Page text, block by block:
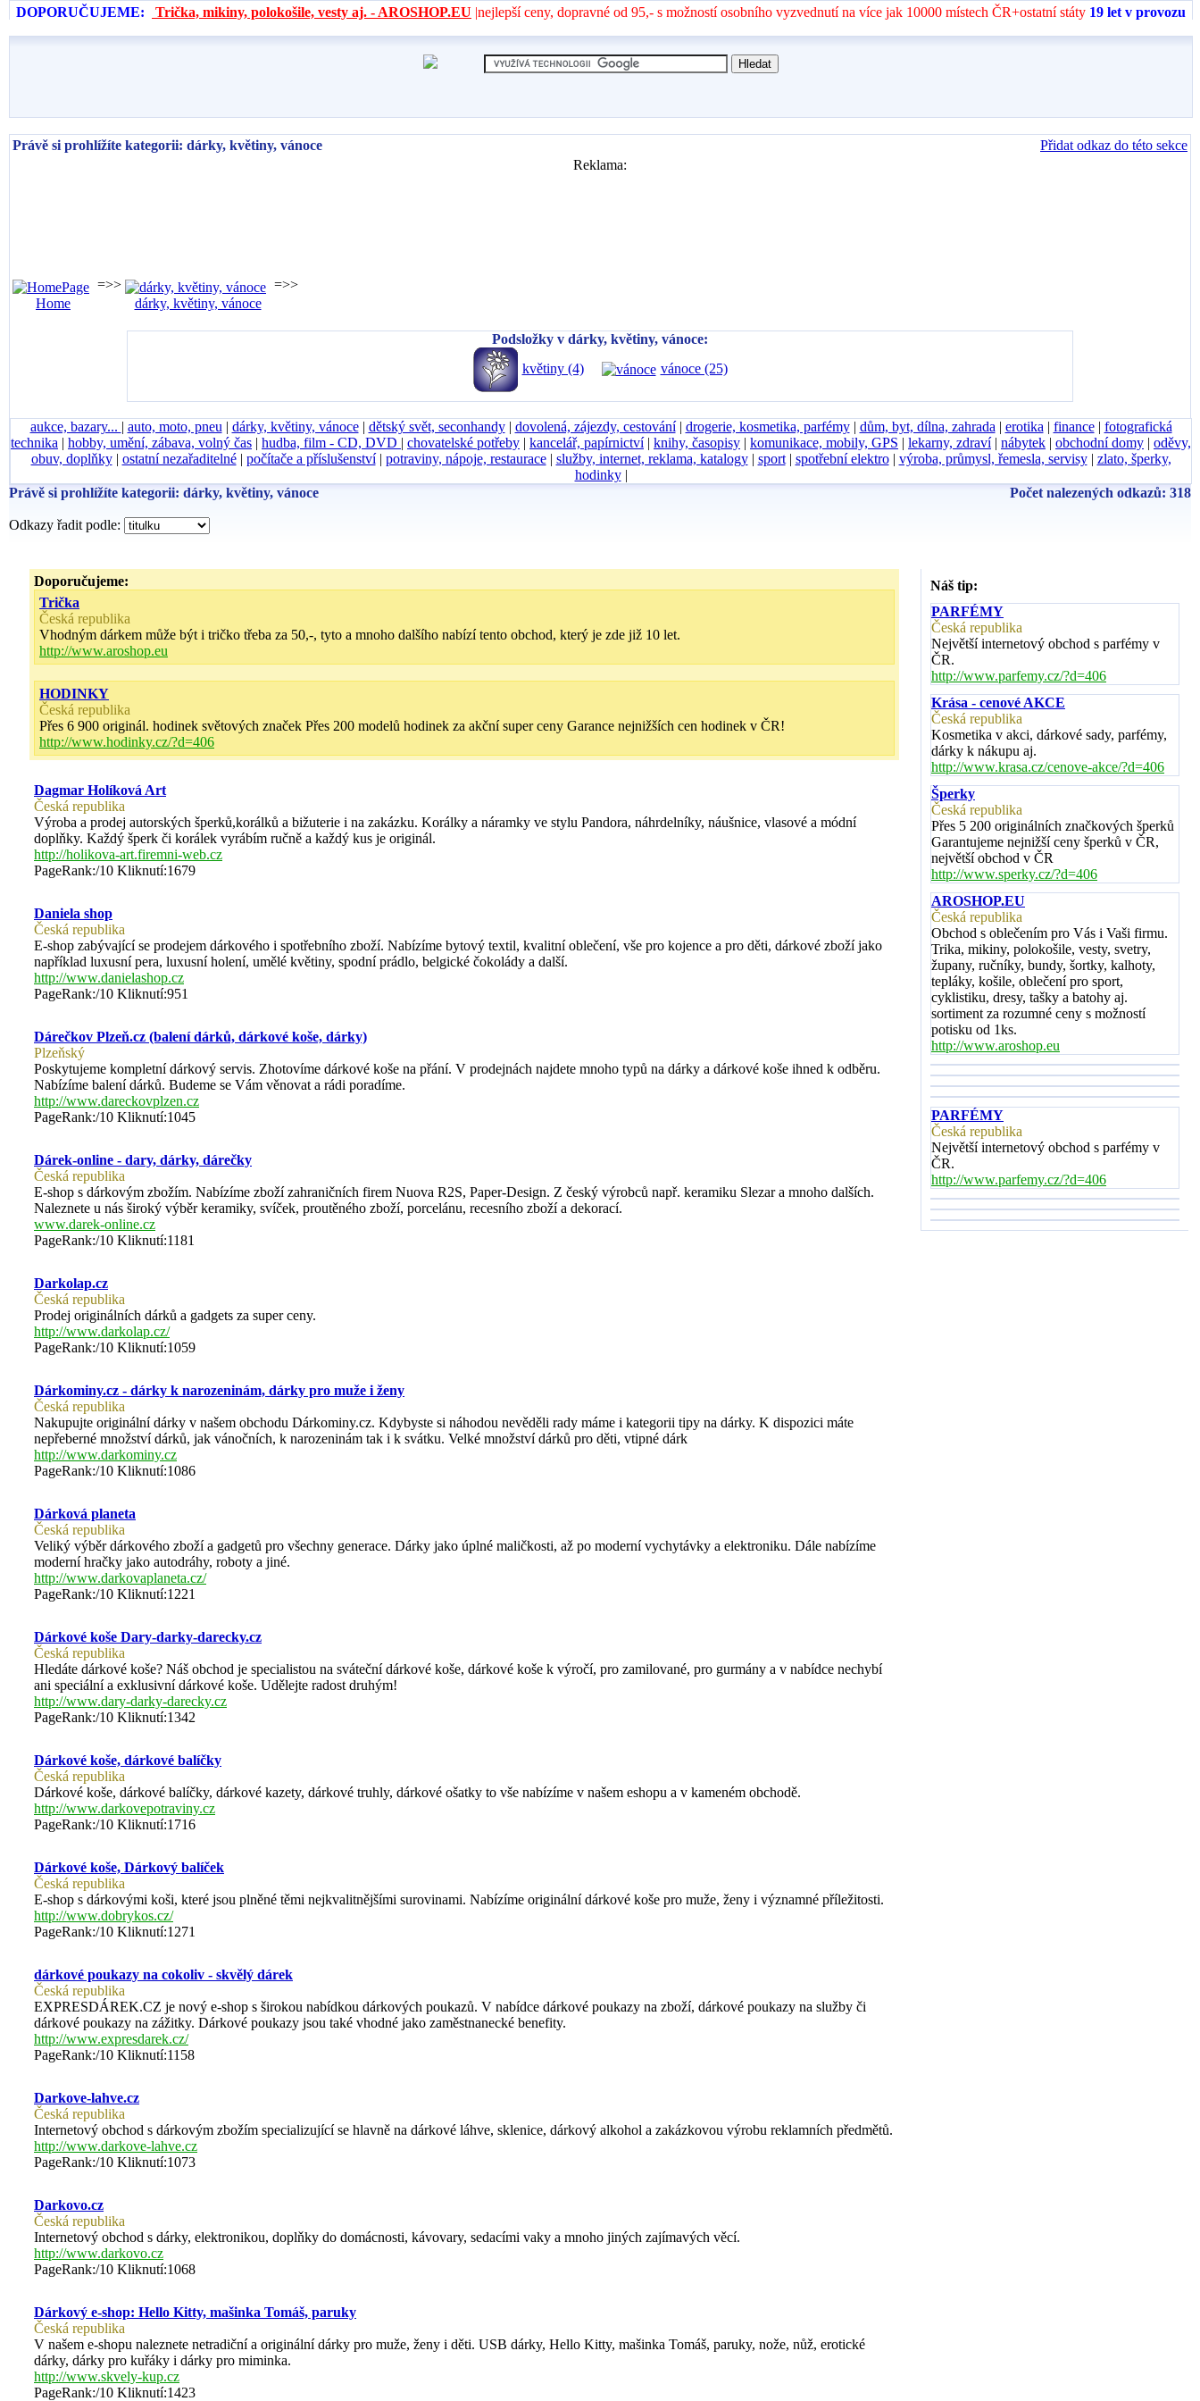
DOPORUČUJEME: Trička, mikiny, polokošile, vesty aj. - AROSHOP.EU |nejlepší ceny, dopravné od 95,- s možností osobního vyzvednutí na více jak 10000 místech ČR+ostatní státy 19 let v provozu
Právě si prohlížíte kategorii: dárky, květiny, vánoce
Přidat odkaz do této sekce
Reklama:
Home
=>>
dárky, květiny, vánoce
=>>
Podsložky v dárky, květiny, vánoce:
květiny (4)
vánoce (25)
aukce, bazary... | auto, moto, pneu | dárky, květiny, vánoce| dětský svět, seconhandy| dovolená, zájezdy, cestování| drogerie, kosmetika, parfémy| dům, byt, dílna, zahrada | erotika | finance| fotografická
technika | hobby, umění, zábava, volný čas | hudba, film - CD, DVD | chovatelské potřeby | kancelář, papírnictví| knihy, časopisy | komunikace, mobily, GPS | lekarny, zdraví| nábytek | obchodní domy | oděvy,
obuv, doplňky| ostatní nezařaditelné| počítače a příslušenství| potraviny, nápoje, restaurace| služby, internet, reklama, katalogy| sport| spotřební elektro| výroba, průmysl, řemesla, servisy| zlato, šperky,
hodinky|
Právě si prohlížíte kategorii: dárky, květiny, vánoce
Počet nalezených odkazů: 318
Odkazy řadit podle:
Doporučujeme:
Trička
Česká republika
Vhodným dárkem může být i tričko třeba za 50,-, tyto a mnoho dalšího nabízí tento obchod, který je zde již 10 let.
http://www.aroshop.eu
HODINKY
Česká republika
Přes 6 900 originál. hodinek světových značek Přes 200 modelů hodinek za akční super ceny Garance nejnižších cen hodinek v ČR!
http://www.hodinky.cz/?d=406
Dagmar Holíková Art
Česká republika
Výroba a prodej autorských šperků,korálků a bižuterie i na zakázku. Korálky a náramky ve stylu Pandora, náhrdelníky, náušnice, vlasové a módní
doplňky. Každý šperk či korálek vyrábím ručně a každý kus je originál.
http://holikova-art.firemni-web.cz
PageRank:/10 Kliknutí:1679
Daniela shop
Česká republika
E-shop zabývající se prodejem dárkového i spotřebního zboží. Nabízíme bytový textil, kvalitní oblečení, vše pro kojence a pro děti, dárkové zboží jako
například luxusní pera, luxusní holení, umělé květiny, spodní prádlo, belgické čokolády a další.
http://www.danielashop.cz
PageRank:/10 Kliknutí:951
Dárečkov Plzeň.cz (balení dárků, dárkové koše, dárky)
Plzeňský
Poskytujeme kompletní dárkový servis. Zhotovíme dárkové koše na přání. V prodejnách najdete mnoho typů na dárky a dárkové koše ihned k odběru.
Nabízíme balení dárků. Budeme se Vám věnovat a rádi poradíme.
http://www.dareckovplzen.cz
PageRank:/10 Kliknutí:1045
Dárek-online - dary, dárky, dárečky
Česká republika
E-shop s dárkovým zbožím. Nabízíme zboží zahraničních firem Nuova R2S, Paper-Design. Z český výrobců např. keramiku Slezar a mnoho dalších.
Naleznete u nás široký výběr keramiky, svíček, proutěného zboží, porcelánu, recesního zboží a dekorací.
www.darek-online.cz
PageRank:/10 Kliknutí:1181
Darkolap.cz
Česká republika
Prodej originálních dárků a gadgets za super ceny.
http://www.darkolap.cz/
PageRank:/10 Kliknutí:1059
Dárkominy.cz - dárky k narozeninám, dárky pro muže i ženy
Česká republika
Nakupujte originální dárky v našem obchodu Dárkominy.cz. Kdybyste si náhodou nevěděli rady máme i kategorii tipy na dárky. K dispozici máte
nepřeberné množství dárků, jak vánočních, k narozeninám tak i k svátku. Velké množství dárků pro děti, vtipné dárk
http://www.darkominy.cz
PageRank:/10 Kliknutí:1086
Dárková planeta
Česká republika
Veliký výběr dárkového zboží a gadgetů pro všechny generace. Dárky jako úplné maličkosti, až po moderní vychytávky a elektroniku. Dále nabízíme
moderní hračky jako autodráhy, roboty a jiné.
http://www.darkovaplaneta.cz/
PageRank:/10 Kliknutí:1221
Dárkové koše Dary-darky-darecky.cz
Česká republika
Hledáte dárkové koše? Náš obchod je specialistou na sváteční dárkové koše, dárkové koše k výročí, pro zamilované, pro gurmány a v nabídce nechybí
ani speciální a exklusivní dárkové koše. Udělejte radost druhým!
http://www.dary-darky-darecky.cz
PageRank:/10 Kliknutí:1342
Dárkové koše, dárkové balíčky
Česká republika
Dárkové koše, dárkové balíčky, dárkové kazety, dárkové truhly, dárkové ošatky to vše nabízíme v našem eshopu a v kameném obchodě.
http://www.darkovepotraviny.cz
PageRank:/10 Kliknutí:1716
Dárkové koše, Dárkový balíček
Česká republika
E-shop s dárkovými koši, které jsou plněné těmi nejkvalitnějšími surovinami. Nabízíme originální dárkové koše pro muže, ženy i významné příležitosti.
http://www.dobrykos.cz/
PageRank:/10 Kliknutí:1271
dárkové poukazy na cokoliv - skvělý dárek
Česká republika
EXPRESDÁREK.CZ je nový e-shop s širokou nabídkou dárkových poukazů. V nabídce dárkové poukazy na zboží, dárkové poukazy na služby či
dárkové poukazy na zážitky. Dárkové poukazy jsou také vhodné jako zaměstnanecké benefity.
http://www.expresdarek.cz/
PageRank:/10 Kliknutí:1158
Darkove-lahve.cz
Česká republika
Internetový obchod s dárkovým zbožím specializující se hlavně na dárkové láhve, sklenice, dárkový alkohol a zakázkovou výrobu reklamních předmětů.
http://www.darkove-lahve.cz
PageRank:/10 Kliknutí:1073
Darkovo.cz
Česká republika
Internetový obchod s dárky, elektronikou, doplňky do domácnosti, kávovary, sedacími vaky a mnoho jiných zajímavých věcí.
http://www.darkovo.cz
PageRank:/10 Kliknutí:1068
Dárkový e-shop: Hello Kitty, mašinka Tomáš, paruky
Česká republika
V našem e-shopu naleznete netradiční a originální dárky pro muže, ženy i děti. USB dárky, Hello Kitty, mašinka Tomáš, paruky, nože, nůž, erotické
dárky, dárky pro kuřáky i dárky pro miminka.
http://www.skvely-kup.cz
PageRank:/10 Kliknutí:1423
Náš tip:
PARFÉMY
Česká republika
Největší internetový obchod s parfémy v
ČR.
http://www.parfemy.cz/?d=406
Krása - cenové AKCE
Česká republika
Kosmetika v akci, dárkové sady, parfémy,
dárky k nákupu aj.
http://www.krasa.cz/cenove-akce/?d=406
Šperky
Česká republika
Přes 5 200 originálních značkových šperků
Garantujeme nejnižší ceny šperků v ČR,
největší obchod v ČR
http://www.sperky.cz/?d=406
AROSHOP.EU
Česká republika
Obchod s oblečením pro Vás i Vaši firmu.
Trika, mikiny, polokošile, vesty, svetry,
župany, ručníky, bundy, šortky, kalhoty,
tepláky, košile, oblečení pro sport,
cyklistiku, dresy, tašky a batohy aj.
sortiment za rozumné ceny s možností
potisku od 1ks.
http://www.aroshop.eu
PARFÉMY
Česká republika
Největší internetový obchod s parfémy v
ČR.
http://www.parfemy.cz/?d=406